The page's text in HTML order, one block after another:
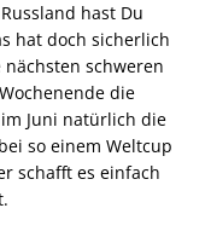
hast Du
hat doch sicherlich
schweren
die
Juni natürlich die
so einem Weltcup
schafft es einfach